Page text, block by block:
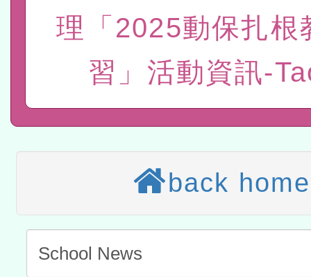
所屬退休人員多加利用一
性別平等教育建置課程與
計畫」一案
衛生局辦理之「115年桃
防制實體解謎活動」
轉知教育部國民及學前教
灣師範大學辦理「114至
進學校輔導計畫師資專業
計畫
函轉國家教育研究院中心
趨勢與發展」
政府教育局辦理「115年
研習實施計畫－夢的N次
北場」計畫
函轉國立臺灣師範大學辦
臺北學習中心115年度第2
班」招生簡章及EDM
轉知有關國立成功大學辦
共融平台-教案暨教學示範
章
教育部國民及學前教育署
COVID-19疫苗接種計畫
本市兒童口腔健康促進－
理「2025動保扎根
習」活動資訊-
back home